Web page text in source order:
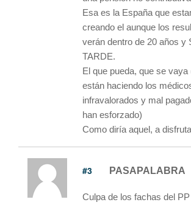
Esa es la España que
creando el aunque los
verán dentro de 20 años y
TARDE.
El que pueda, que se vaya
están haciendo los
infravalorados y mal
han esforzado)
Como diría aquel, a
#3 PASAPALABRA
Culpa de los fachas del